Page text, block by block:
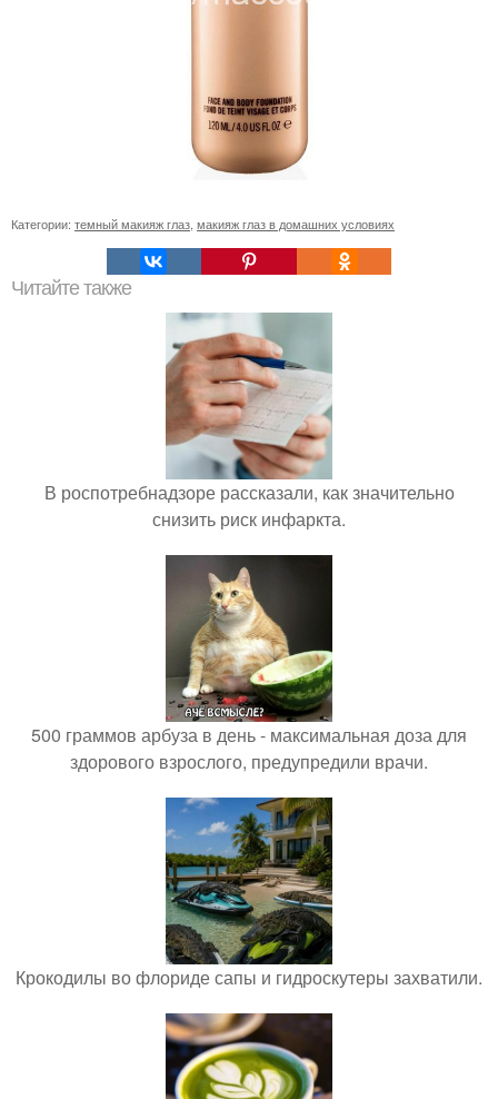
Категории: темный макияж глаз макияж глаз в домашних условиях
Читайте также
В роспотребнадзоре рассказали, как значительно
снизить риск инфаркта.
500 граммов арбуза в день - максимальная доза для
здорового взрослого, предупредили врачи.
Крокодилы во флориде сапы и гидроскутеры захватили.